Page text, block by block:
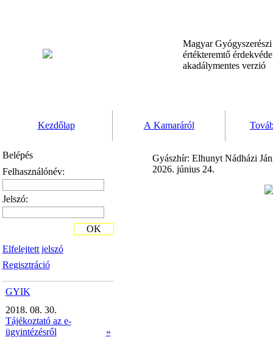
Magyar
értékteremtő
akadálymentes verzió
Kezdőlap A Kamaráról
Belépés
Felhasználónév:
Jelszó:
Elfelejtett jelszó
Regisztráció
OK
GYIK
2018. 08. 30.
Tájékoztató az e-
ügyintézésről
»
Gyászhír: Elhunyt Nádházi
2026. június 24.